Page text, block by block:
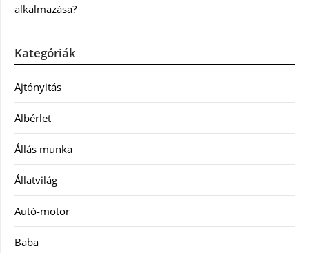
alkalmazása?
Kategóriák
Ajtónyitás
Albérlet
Állás munka
Állatvilág
Autó-motor
Baba